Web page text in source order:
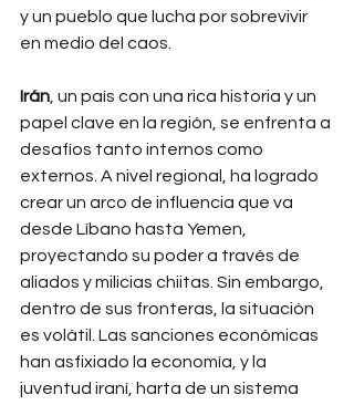
y un pueblo que lucha por sobrevivir
en medio del caos.
Irán , un país con una rica historia y un
papel clave en la región, se enfrenta a
desafíos tanto internos como
externos. A nivel regional, ha logrado
crear un arco de influencia que va
desde Líbano hasta Yemen,
proyectando su poder a través de
aliados y milicias chiitas. Sin embargo,
dentro de sus fronteras, la situación
es volátil. Las sanciones económicas
han asfixiado la economía, y la
juventud iraní, harta de un sistema